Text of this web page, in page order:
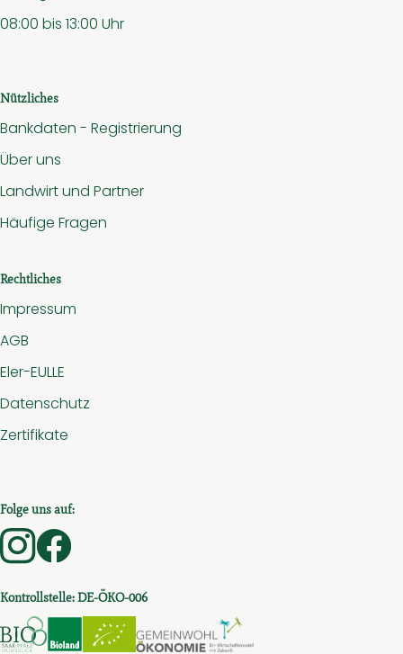
08:00 bis 13:00 Uhr
Nützliches
Bankdaten - Registrierung
Über uns
Landwirt und Partner
Häufige Fragen
Rechtliches
Impressum
AGB
Eler-EULLE
Datenschutz
Zertifikate
Folge uns auf:
Externer Link zu https://www.instagram.com/
Kontrollstelle: DE-ÖKO-006
Externer Link zu https://www.bio-saar-pfalz-
Externer Link zu https://www.bioc.info/
Externer Link zu https://